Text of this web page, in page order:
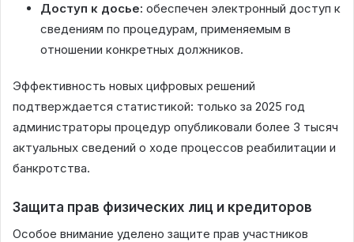
Доступ к досье: обеспечен электронный доступ к
сведениям по процедурам, применяемым в
отношении конкретных должников.
Эффективность новых цифровых решений
подтверждается статистикой: только за 2025 год
администраторы процедур опубликовали более 3 тысяч
актуальных сведений о ходе процессов реабилитации и
банкротства.
Защита прав физических лиц и кредиторов
Особое внимание уделено защите прав участников